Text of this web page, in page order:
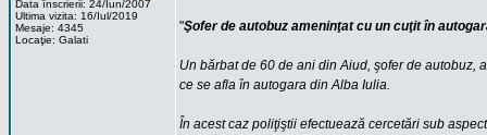
Data înscrierii: 24/Iun/2007
Ultima vizita: 16/Iul/2019
Mesaje: 4345
Locaţie: Galati
"Şofer de autobuz ameninţat cu un cuţit în
Un bărbat de 60 de ani din Aiud, şofer de autobuz,
ce se afla în autogara din Alba Iulia.
În acest caz poliţiştii efectuează cercetări sub